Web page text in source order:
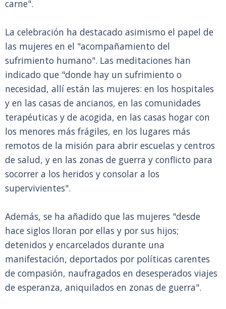
carne".
La celebración ha destacado asimismo el papel de
las mujeres en el "acompañamiento del
sufrimiento humano". Las meditaciones han
indicado que "donde hay un sufrimiento o
necesidad, allí están las mujeres: en los hospitales
y en las casas de ancianos, en las comunidades
terapéuticas y de acogida, en las casas hogar con
los menores más frágiles, en los lugares más
remotos de la misión para abrir escuelas y centros
de salud, y en las zonas de guerra y conflicto para
socorrer a los heridos y consolar a los
supervivientes".
Además, se ha añadido que las mujeres "desde
hace siglos lloran por ellas y por sus hijos;
detenidos y encarcelados durante una
manifestación, deportados por políticas carentes
de compasión, naufragados en desesperados viajes
de esperanza, aniquilados en zonas de guerra".